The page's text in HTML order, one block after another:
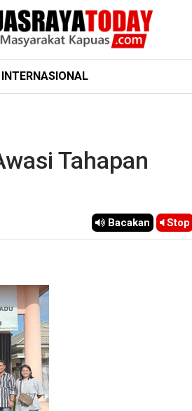
INTERNASIONAL
Tahapan
Bacakan Stop